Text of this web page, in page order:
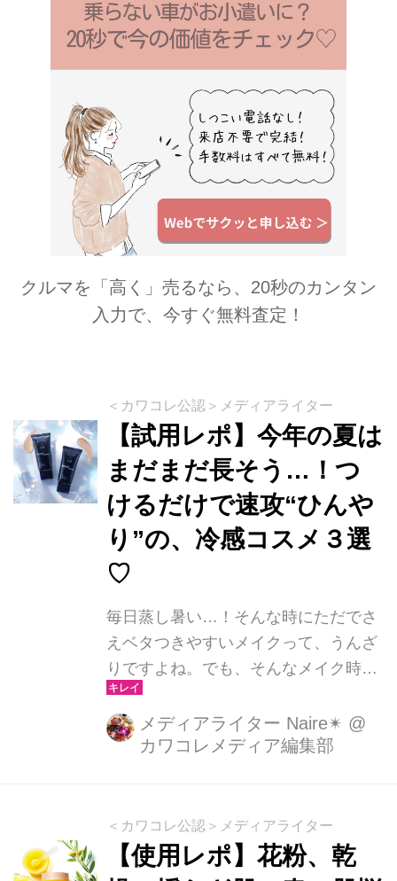
クルマを「高く」売るなら、20秒のカンタン
入力で、今すぐ無料査定！
＜カワコレ公認＞メディアライター
【試用レポ】今年の夏は
まだまだ長そう…！つ
けるだけで速攻“ひんや
り”の、冷感コスメ３選
♡
毎日蒸し暑い…！そんな時にただでさ
えベタつきやすいメイクって、うんざ
りですよね。でも、そんなメイク時間
が、スーっと癒されるひんやりタイム
になったら♡最近話題のひんやり系コ
スメのおすすめを紹介します。
メディアライター Naire✴︎ @
カワコレメディア編集部
＜カワコレ公認＞メディアライター
【使用レポ】花粉、乾